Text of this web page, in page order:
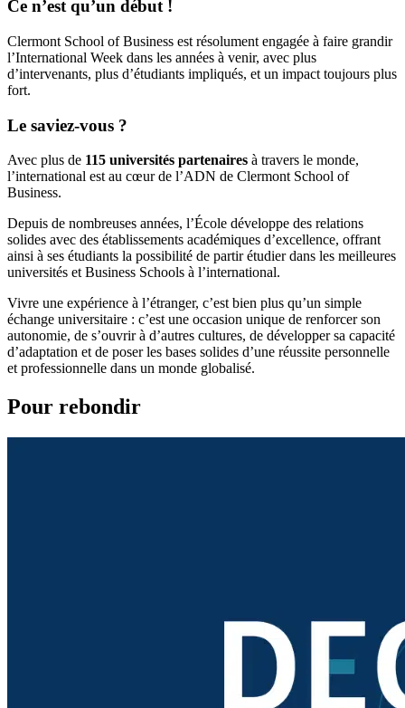
Ce n’est qu’un début !
Clermont School of Business est résolument engagée à faire grandir
l’International Week dans les années à venir, avec plus
d’intervenants, plus d’étudiants impliqués, et un impact toujours plus
fort.
Le saviez-vous ?
Avec plus de 115 universités partenaires à travers le monde,
l’international est au cœur de l’ADN de Clermont School of
Business.
Depuis de nombreuses années, l’École développe des relations
solides avec des établissements académiques d’excellence, offrant
ainsi à ses étudiants la possibilité de partir étudier dans les meilleures
universités et Business Schools à l’international.
Vivre une expérience à l’étranger, c’est bien plus qu’un simple
échange universitaire : c’est une occasion unique de renforcer son
autonomie, de s’ouvrir à d’autres cultures, de développer sa capacité
d’adaptation et de poser les bases solides d’une réussite personnelle
et professionnelle dans un monde globalisé.
Pour rebondir